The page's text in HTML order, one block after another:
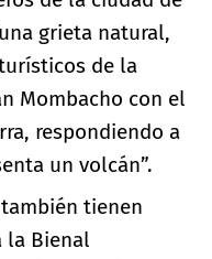
grieta natural,
de la
Mombacho con el
respondiendo a
un volcán”.
tienen
la Bienal